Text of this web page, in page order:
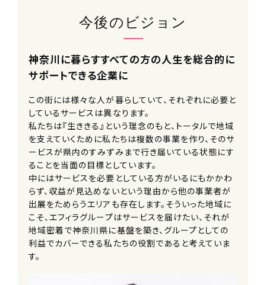
社会保険完備（雇用・労災・健康・厚生
年金）
※法定通り
受動喫煙防止措置事項
全社全面禁煙
試用期間
6ヶ月（条件変更なし）
契約期間
無期
※定年66歳
今後のビジョン
神奈川に暮らすすべての方の人生を総合的に
サポートできる企業に
この街には様々な人が暮らしていて、それぞれに必要と
しているサービスは異なります。
私たちは『生ききる』という理念のもと、トータルで地域
を支えていくために私たちは複数の事業を作り、そのサ
ービスが県内のすみずみまで行き届いている状態にす
ることを当面の目標としています。
中にはサービスを必要としている方がいるにもかかわ
らず、収益が見込めないという理由から他の事業者が
出展をためらうエリアも存在します。そういった地域に
こそ、エフィラグループはサービスを届けたい、それが
地域密着で神奈川県に基盤を築き、グループとしての
利益でカバーできる私たちの役割であると考えていま
す。